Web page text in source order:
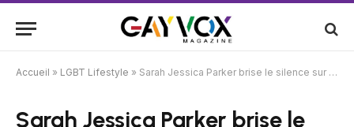
Accueil » LGBT Lifestyle » Sarah Jessica Parker brise le silence sur la mort de Willie Garson
Sarah Jessica Parker brise le